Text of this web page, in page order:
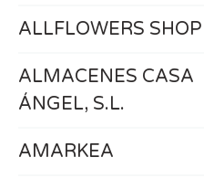
ALLFLOWERS SHOP
ALMACENES CASA
ÁNGEL, S.L.
AMARKEA